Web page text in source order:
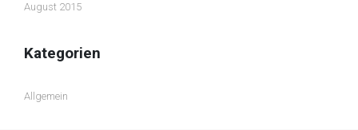
August 2015
Kategorien
Allgemein